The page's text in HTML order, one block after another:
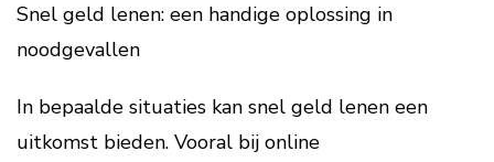
Snel geld lenen: een handige oplossing in
noodgevallen
In bepaalde situaties kan snel geld lenen een
uitkomst bieden. Vooral bij online